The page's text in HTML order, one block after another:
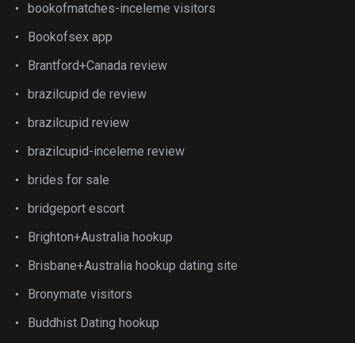
bookofmatches-inceleme visitors
Bookofsex app
Brantford+Canada review
brazilcupid de review
brazilcupid review
brazilcupid-inceleme review
brides for sale
bridgeport escort
Brighton+Australia hookup
Brisbane+Australia hookup dating site
Bronymate visitors
Buddhist Dating hookup